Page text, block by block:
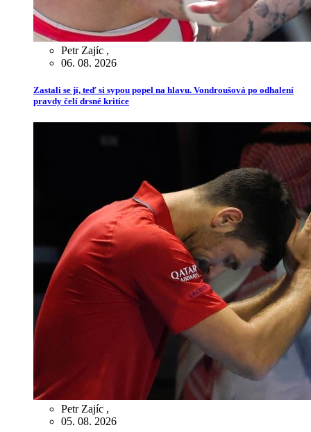
Petr Zajíc ,
06. 08. 2026
Zastali se jí, teď si sypou popel na hlavu. Vondroušová po odhalení
pravdy čelí drsné kritice
Petr Zajíc ,
05. 08. 2026